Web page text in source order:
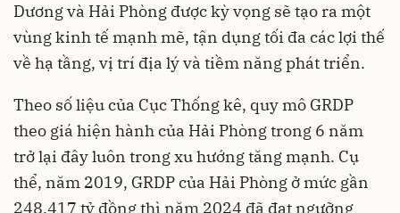
Dương và Hải Phòng được kỳ vọng sẽ tạo ra một
vùng kinh tế mạnh mẽ, tận dụng tối đa các lợi thế
về hạ tầng, vị trí địa lý và tiềm năng phát triển.
Theo số liệu của Cục Thống kê, quy mô GRDP
theo giá hiện hành của Hải Phòng trong 6 năm
trở lại đây luôn trong xu hướng tăng mạnh. Cụ
thể, năm 2019, GRDP của Hải Phòng ở mức gần
248.417 tỷ đồng thì năm 2024 đã đạt ngưỡng